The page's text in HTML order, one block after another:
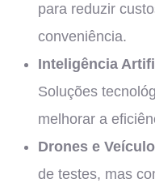
para reduzir
conveniência.
Inteligência
Soluções
melhorar a
Drones e
de testes, mas